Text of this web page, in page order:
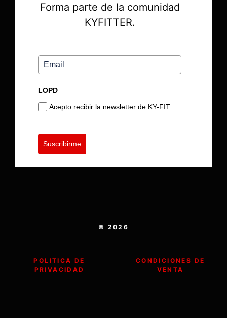
Forma parte de la comunidad
KYFITTER.
LOPD
Acepto recibir la newsletter de KY-FIT
Suscribirme
© 2026
POLITICA DE
PRIVACIDAD
CONDICIONES DE
VENTA